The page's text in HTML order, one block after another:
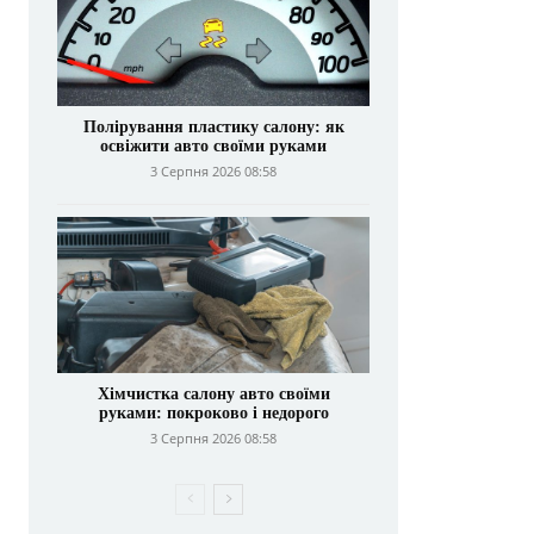
Полірування пластику салону: як
освіжити авто своїми руками
3 Серпня 2026 08:58
Хімчистка салону авто своїми
руками: покроково і недорого
3 Серпня 2026 08:58